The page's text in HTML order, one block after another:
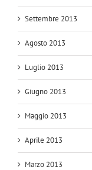
Settembre 2013
Agosto 2013
Luglio 2013
Giugno 2013
Maggio 2013
Aprile 2013
Marzo 2013